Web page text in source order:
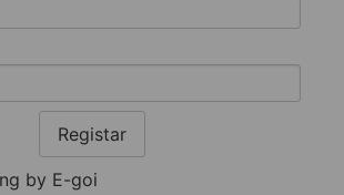
Registar
by E-goi